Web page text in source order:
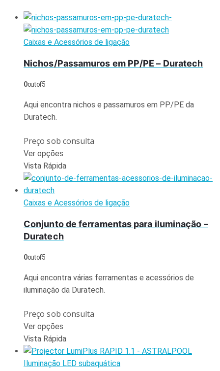
Caixas e Acessórios de ligação
Nichos/Passamuros em PP/PE – Duratech
0out of 5
Aqui encontra nichos e passamuros em PP/PE da
Duratech.
Preço sob consulta
Ver opções
Vista Rápida
Caixas e Acessórios de ligação
Conjunto de ferramentas para iluminação –
Duratech
0out of 5
Aqui encontra várias ferramentas e acessórios de
iluminação da Duratech.
Preço sob consulta
Ver opções
Vista Rápida
Iluminação LED subaquática